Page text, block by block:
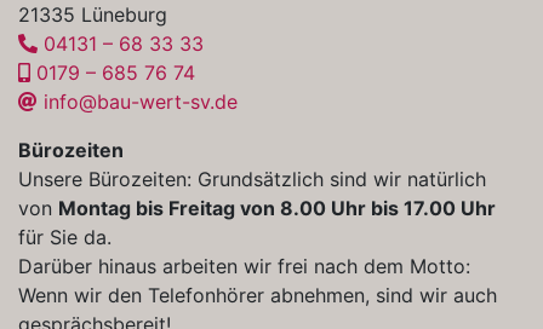
21335 Lüneburg
04131 – 68 33 33
0179 – 685 76 74
info@bau-wert-sv.de
Bürozeiten
Unsere Bürozeiten: Grundsätzlich sind wir natürlich
von Montag bis Freitag von 8.00 Uhr bis 17.00 Uhr
für Sie da.
Darüber hinaus arbeiten wir frei nach dem Motto:
Wenn wir den Telefonhörer abnehmen, sind wir auch